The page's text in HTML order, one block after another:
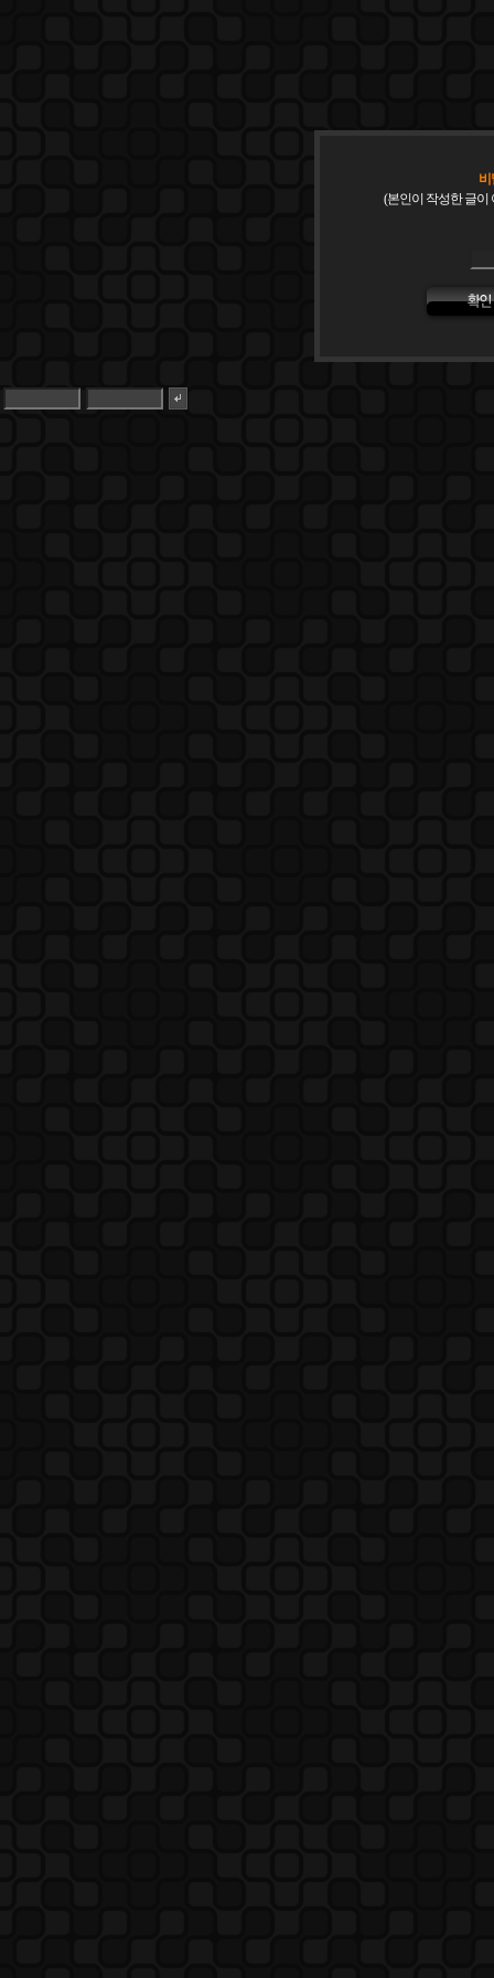
비
(본인이 작성한 글이